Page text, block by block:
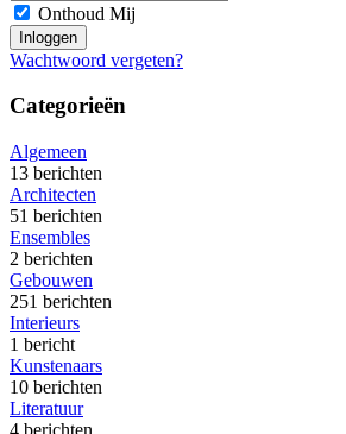
Onthoud Mij
Wachtwoord vergeten?
Categorieën
Algemeen
13 berichten
Architecten
51 berichten
Ensembles
2 berichten
Gebouwen
251 berichten
Interieurs
1 bericht
Kunstenaars
10 berichten
Literatuur
4 berichten